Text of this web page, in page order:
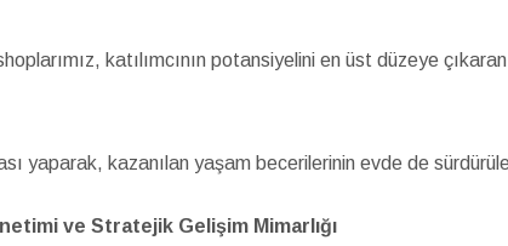
katılımcının potansiyelini en üst düzeye
yaparak, kazanılan yaşam becerilerinin evde de
ve Stratejik Gelişim Mimarlığı